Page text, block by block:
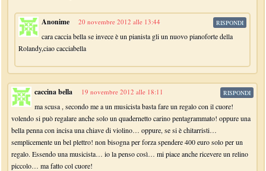
Anonime 20 novembre 2012 alle 13:44
cara caccia bella se invece è un pianista gli un nuovo pianoforte della
Rolandy,ciao cacciabella
RISPONDI
caccina bella 19 novembre 2012 alle 18:11
ma scusa , secondo me a un musicista basta fare un regalo con il cuore!
volendo si può regalare anche solo un quadernetto carino pentagrammato! oppure una
bella penna con incisa una chiave di violino… oppure, se si è chitarristi…
semplicemente un bel plettro! non bisogna per forza spendere 400 euro solo per un
regalo. Essendo una musicista… io la penso così… mi piace anche ricevere un relino
piccolo… ma fatto col cuore!
RISPONDI